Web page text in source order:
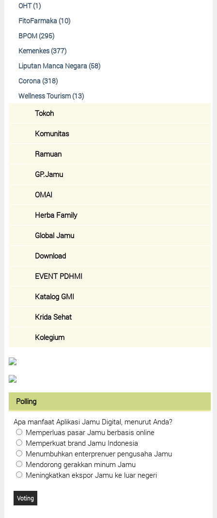
OHT (1)
FitoFarmaka (10)
BPOM (295)
Kemenkes (377)
Liputan Manca Negara (58)
Corona (318)
Wellness Tourism (13)
Tokoh
Komunitas
Ramuan
GP.Jamu
OMAI
Herba Family
Global Jamu
Download
EVENT PDHMI
Katalog GMI
Krida Sehat
Kolegium
Polling
Apa manfaat Aplikasi Jamu Digital, menurut Anda?
Memperluas pasar Jamu berbasis online
Memperkuat brand Jamu Indonesia
Menumbuhkan enterprenuer pengusaha Jamu
Mendorong gerakkan minum Jamu
Meningkatkan ekspor Jamu ke luar negeri